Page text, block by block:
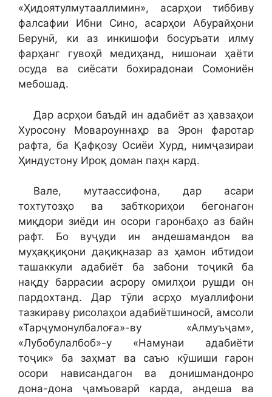
«Ҳидоятулмутааллимин», асарҳои тиббиву
фалсафии Ибни Сино, асарҳои Абурайҳони
Берунӣ, ки аз инкишофи босуръати илму
фарҳанг гувоҳӣ медиҳанд, нишонаи ҳаёти
осуда ва сиёсати бохирадонаи Сомониён
мебошад.
Дар асрҳои баъдӣ ин адабиёт аз ҳавзаҳои
Хуросону Мовароуннаҳр ва Эрон фаротар
рафта, ба Қафқозу Осиёи Хурд, нимҷазираи
Ҳиндустону Ироқ доман паҳн кард.
Вале, мутаассифона, дар асари
тохтутозҳо ва забткориҳои бегонагон
миқдори зиёди ин осори гаронбаҳо аз байн
рафт. Бо вуҷуди ин андешамандон ва
муҳаққиқони дақиқназар аз ҳамон ибтидои
ташаккули адабиёт ба забони тоҷикӣ ба
нақду баррасии асрору омилҳои рушди он
пардохтанд. Дар тӯли асрҳо муаллифони
тазкираву рисолаҳои адабиётшиносӣ, амсоли
«Тарҷумонулбалоға»-ву «Алмуъҷам»,
«Лубобулалбоб»-у «Намунаи адабиёти
тоҷик» ба заҳмат ва саъю кӯшиши гарон
осори нависандагон ва донишмандонро
дона-дона ҷамъоварӣ карда, андеша ва